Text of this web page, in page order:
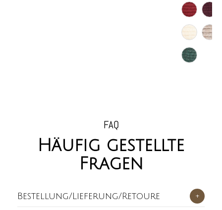
FAQ
Häufig gestellte
Fragen
Bestellung/Lieferung/Retoure +